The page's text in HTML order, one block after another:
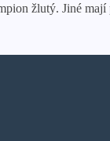
žlutý. Jiné